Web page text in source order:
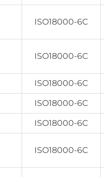
ISO18000-6C
ISO18000-6C
ISO18000-6C
ISO18000-6C
ISO18000-6C
ISO18000-6C